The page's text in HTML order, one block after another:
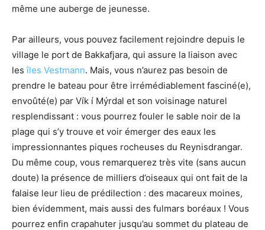
même une auberge de jeunesse.
Par ailleurs, vous pouvez facilement rejoindre depuis le
village le port de Bakkafjara, qui assure la liaison avec
lesîles Vestmann. Mais, vous n’aurez pas besoin de
prendre le bateau pour être irrémédiablement fasciné(e),
envoûté(e) par Vík í Mýrdal et son voisinage naturel
resplendissant : vous pourrez fouler le sable noir de la
plage qui s’y trouve et voir émerger des eaux les
impressionnantes piques rocheuses du Reynisdrangar.
Du même coup, vous remarquerez très vite (sans aucun
doute) la présence de milliers d’oiseaux qui ont fait de la
falaise leur lieu de prédilection : des macareux moines,
bien évidemment, mais aussi des fulmars boréaux ! Vous
pourrez enfin crapahuter jusqu’au sommet du plateau de